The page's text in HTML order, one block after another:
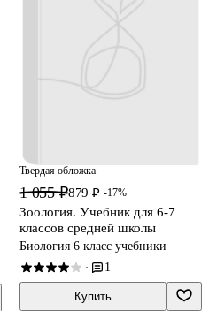
Твердая обложка
1 055 ₽879 ₽ -17%
Зоология. Учебник для 6-7
классов средней школы
Биология 6 класс учебники
· 1
Купить